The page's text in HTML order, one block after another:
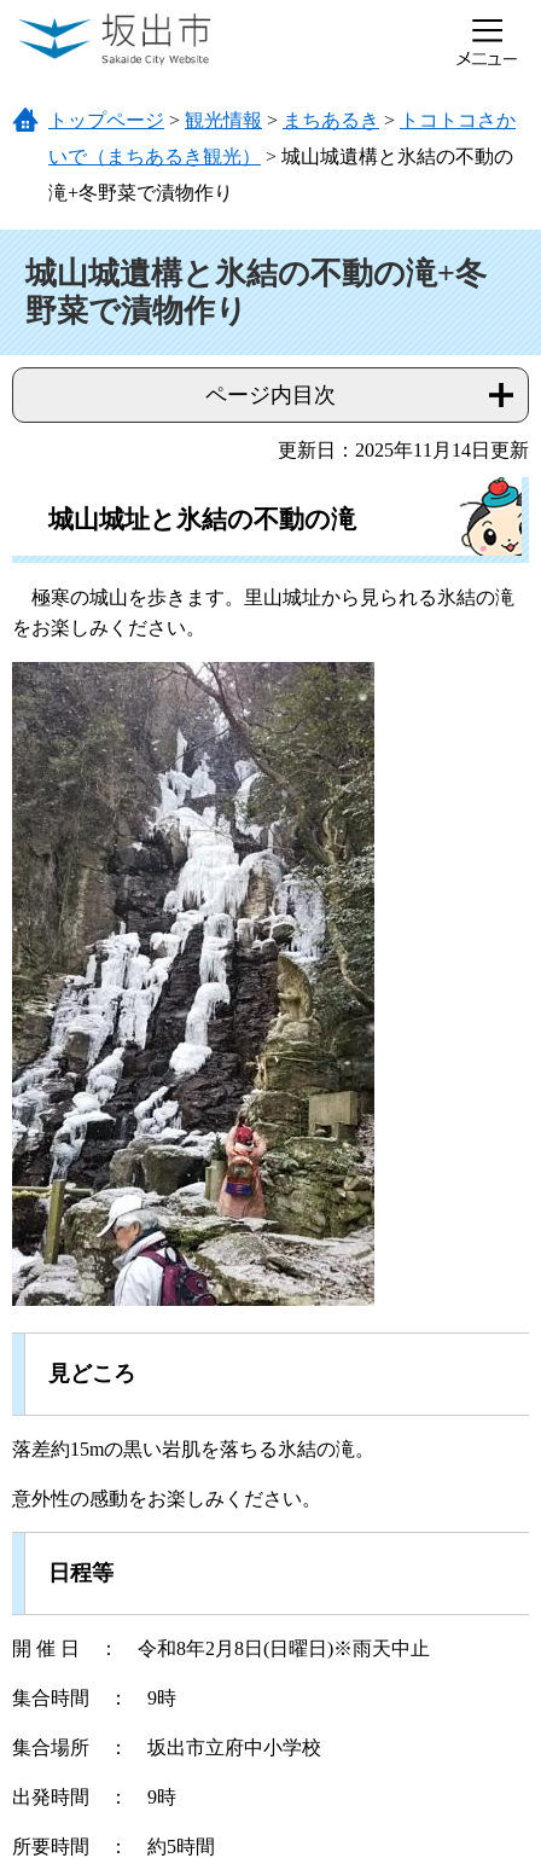
ページの先頭です。
メニューを飛ばして本文へ
トップページ > 観光情報 > まちあるき > トコトコさか
いで（まちあるき観光）
> 城山城遺構と氷結の不動の
滝+冬野菜で漬物作り
城山城遺構と氷結の不動の滝+冬
野菜で漬物作り
ページ内目次
更新日：2025年11月14日更新
城山城址と氷結の不動の滝
極寒の城山を歩きます。里山城址から見られる氷結の滝
をお楽しみください。
見どころ
落差約15mの黒い岩肌を落ちる氷結の滝。
意外性の感動をお楽しみください。
日程等
開 催 日 ： 令和8年2月8日(日曜日)※雨天中止
集合時間 ： 9時
集合場所 ： 坂出市立府中小学校
出発時間 ： 9時
所要時間 ： 約5時間